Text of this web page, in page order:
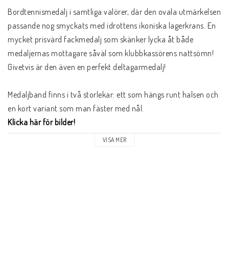
Bordtennismedalj i samtliga valörer, där den ovala utmärkelsen
passande nog smyckats med idrottens ikoniska lagerkrans. En
mycket prisvärd fackmedalj som skänker lycka åt både
medaljernas mottagare såväl som klubbkassörens nattsömn!
Givetvis är den även en perfekt deltagarmedalj!
Medaljband finns i två storlekar: ett som hängs runt halsen och
Klicka här för bilder!
VISA MER